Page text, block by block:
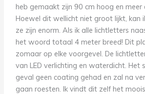
heb gemaakt zijn 90 cm hoog en meer
Hoewel dit wellicht niet groot lijkt, kan
ze zijn enorm. Als ik alle lichtletters
het woord totaal 4 meter breed! Dit
zomaar op elke voorgevel. De
van LED verlichting en waterdicht. Het
geval geen coating gehad en zal na
gaan roesten. Ik vindt dit zelf het